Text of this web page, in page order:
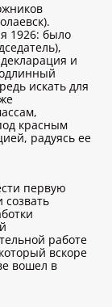
1926: было
и
искать для
красным
радуясь ее
первую
созвать
работе
вскоре
вошел в